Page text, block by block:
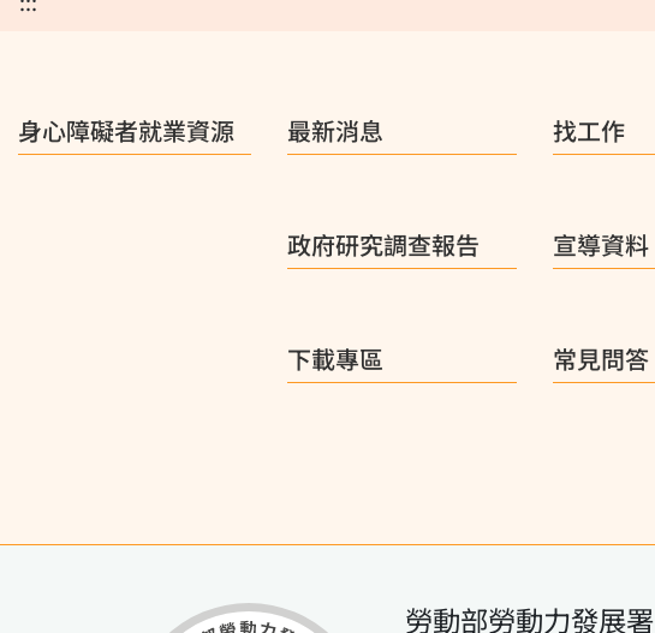
身心障礙者就業資源 最新消息 找工作
政府研究調查報告 宣導資料
下載專區 常見問答
勞動部勞動力發展署